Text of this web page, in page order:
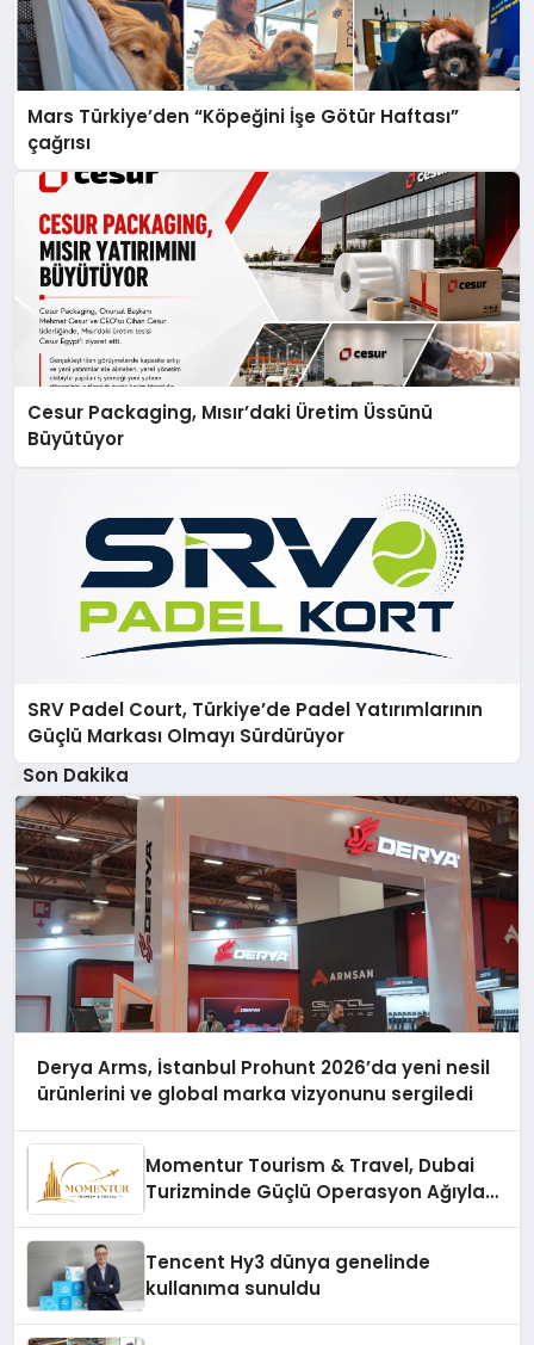
Mars Türkiye’den “Köpeğini İşe Götür Haftası”
çağrısı
Cesur Packaging, Mısır’daki Üretim Üssünü
Büyütüyor
SRV Padel Court, Türkiye’de Padel Yatırımlarının
Güçlü Markası Olmayı Sürdürüyor
Son Dakika
Derya Arms, İstanbul Prohunt 2026’da yeni nesil
ürünlerini ve global marka vizyonunu sergiledi
Momentur Tourism & Travel, Dubai
Turizminde Güçlü Operasyon Ağıyla
Tencent Hy3 dünya genelinde
kullanıma sunuldu